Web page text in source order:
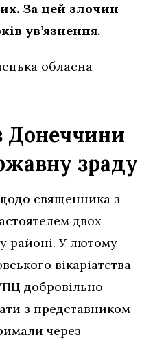
За цей злочин
ув’язнення.
обласна
Донеччини
зраду
священника з
двох
районі. У лютому
вікаріатства
добровільно
з представником
через